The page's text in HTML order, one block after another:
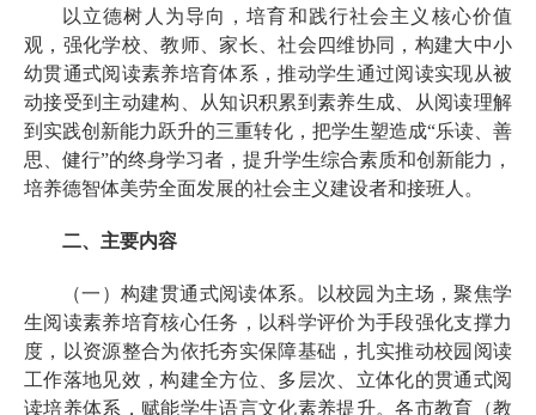
以立德树人为导向，培育和践行社会主义核心价值
观，强化学校、教师、家长、社会四维协同，构建大中小
幼贯通式阅读素养培育体系，推动学生通过阅读实现从被
动接受到主动建构、从知识积累到素养生成、从阅读理解
到实践创新能力跃升的三重转化，把学生塑造成“乐读、善
思、健行”的终身学习者，提升学生综合素质和创新能力，
培养德智体美劳全面发展的社会主义建设者和接班人。
二、主要内容
（一）构建贯通式阅读体系。以校园为主场，聚焦学
生阅读素养培育核心任务，以科学评价为手段强化支撑力
度，以资源整合为依托夯实保障基础，扎实推动校园阅读
工作落地见效，构建全方位、多层次、立体化的贯通式阅
读培养体系，赋能学生语言文化素养提升。各市教育（教